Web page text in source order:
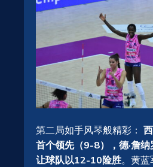
第二局如手风琴般精彩：
首个领先（9-8），德·詹纳
让球队以12-10险胜。黄蓝